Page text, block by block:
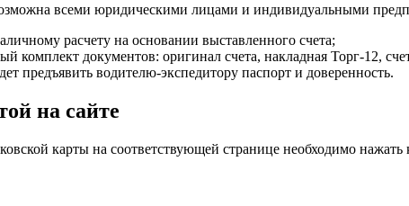
всеми юридическими лицами и индивидуальными
расчету на основании выставленного счета;
комплект документов: оригинал счета, накладная Торг-12,
предъявить водителю-экспедитору паспорт и доверенность.
на сайте
карты на соответствующей странице необходимо нажать